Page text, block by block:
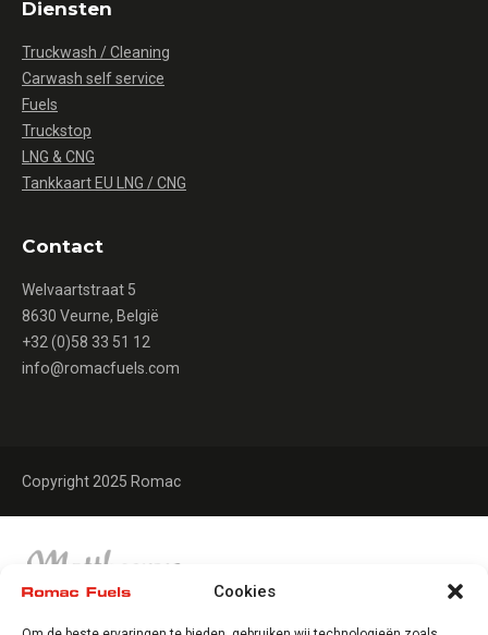
Cookies
Diensten
Truckwash / Cleaning
Carwash self service
Fuels
Truckstop
LNG & CNG
Tankkaart EU LNG / CNG
Contact
Welvaartstraat 5
8630 Veurne, België
+32 (0)58 33 51 12
info@romacfuels.com
Copyright 2025 Romac